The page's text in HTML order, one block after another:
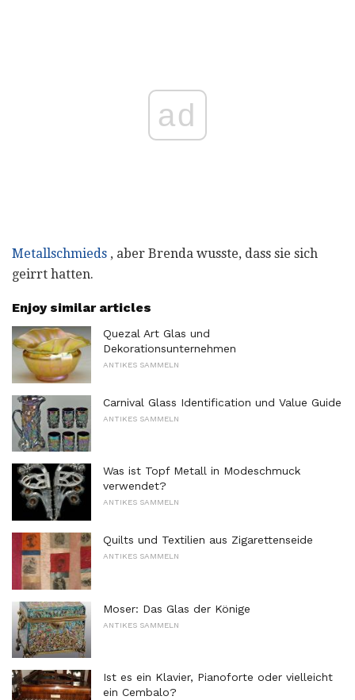
ad
Metallschmieds , aber Brenda wusste, dass sie sich
geirrt hatten.
Enjoy similar articles
Quezal Art Glas und
Dekorationsunternehmen
ANTIKES SAMMELN
Carnival Glass Identification und Value Guide
ANTIKES SAMMELN
Was ist Topf Metall in Modeschmuck
verwendet?
ANTIKES SAMMELN
Quilts und Textilien aus Zigarettenseide
ANTIKES SAMMELN
Moser: Das Glas der Könige
ANTIKES SAMMELN
Ist es ein Klavier, Pianoforte oder vielleicht
ein Cembalo?